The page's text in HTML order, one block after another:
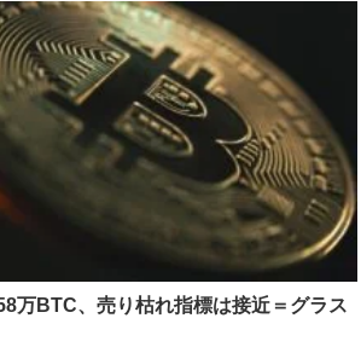
万BTC、売り枯れ指標は接近＝グラス